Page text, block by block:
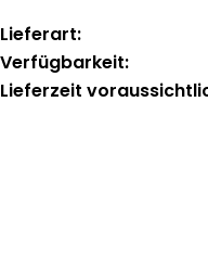
Lieferart:
Verfügbarkeit:
Lieferzeit